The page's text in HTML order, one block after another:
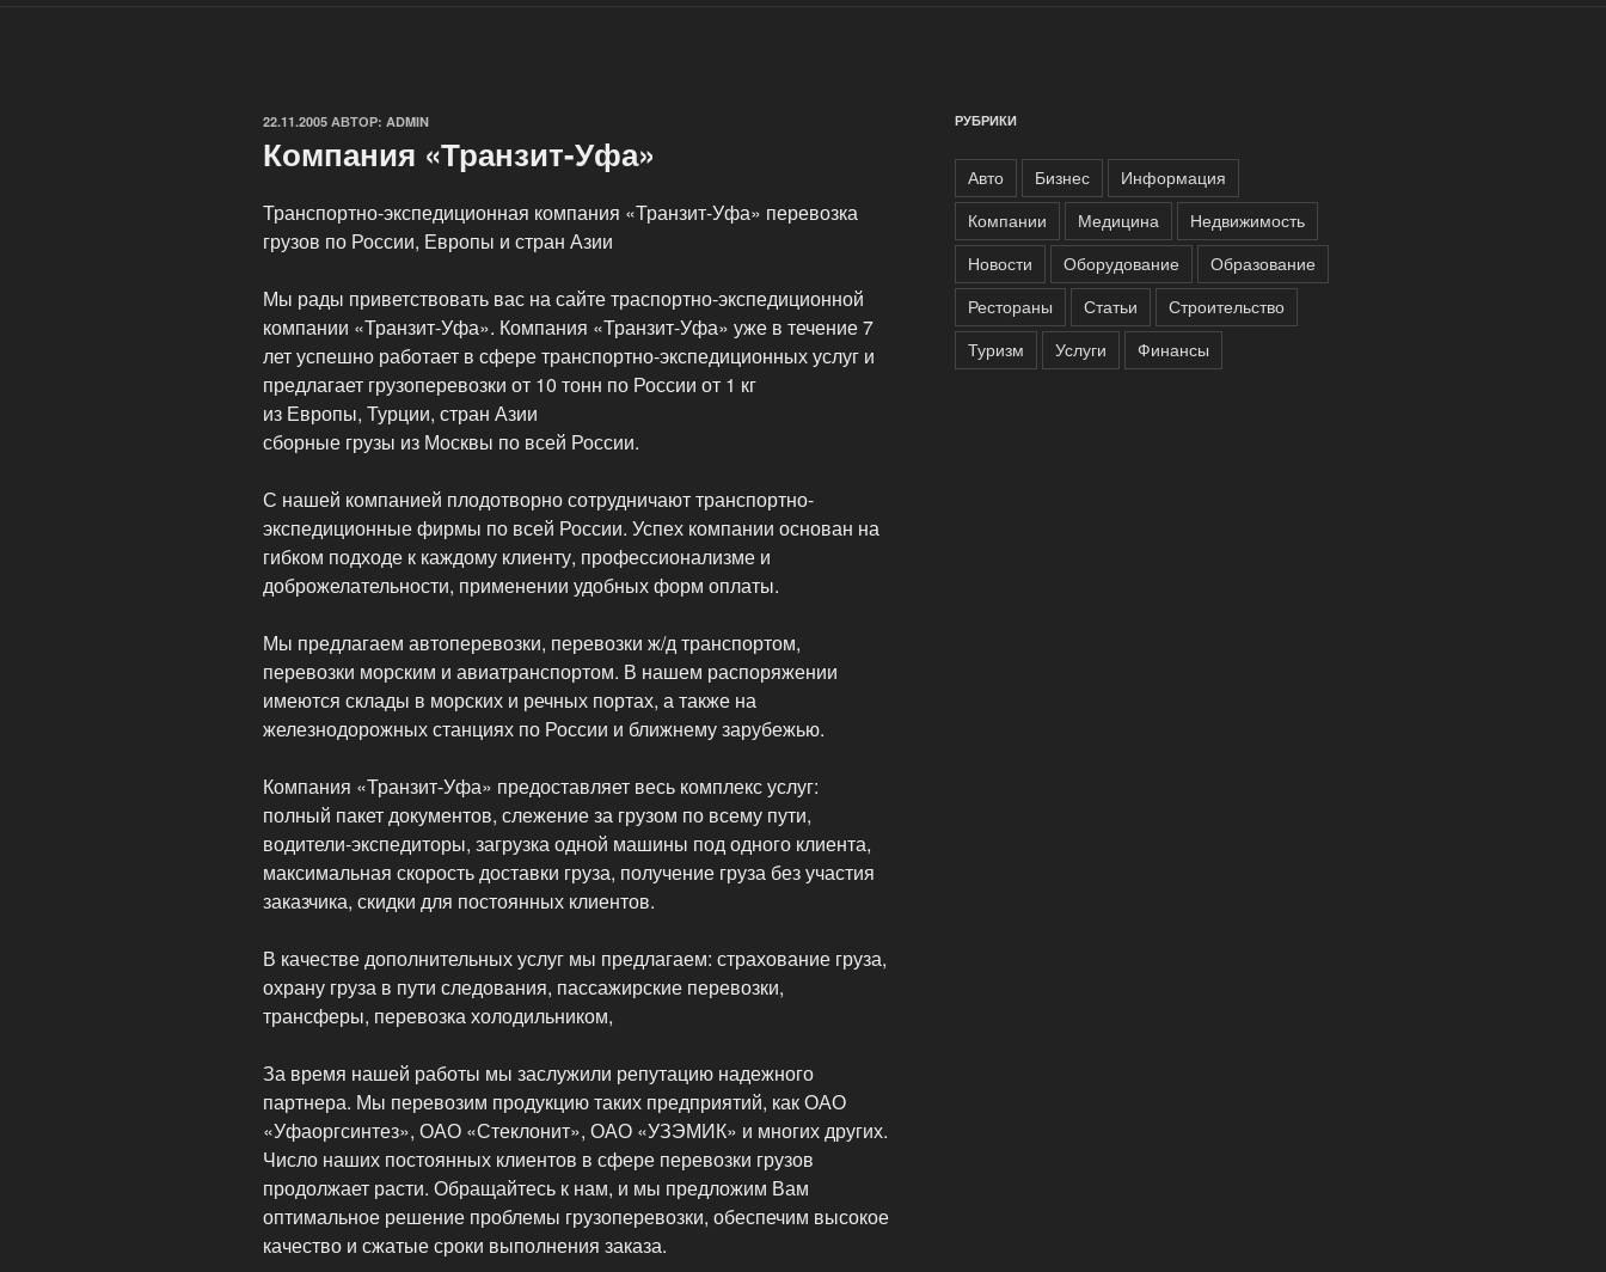
ОПУБЛИКОВАНО
22.11.2005 АВТОР: ADMIN
Компания «Транзит-Уфа»
Транспортно-экспедиционная компания «Транзит-Уфа» перевозка
грузов по России, Европы и стран Азии
Мы рады приветствовать вас на сайте траспортно-экспедиционной
компании «Транзит-Уфа». Компания «Транзит-Уфа» уже в течение 7
лет успешно работает в сфере транспортно-экспедиционных услуг и
предлагает грузоперевозки от 10 тонн по России от 1 кг
из Европы, Турции, стран Азии
сборные грузы из Москвы по всей России.
С нашей компанией плодотворно сотрудничают транспортно-
экспедиционные фирмы по всей России. Успех компании основан на
гибком подходе к каждому клиенту, профессионализме и
доброжелательности, применении удобных форм оплаты.
Мы предлагаем автоперевозки, перевозки ж/д транспортом,
перевозки морским и авиатранспортом. В нашем распоряжении
имеются склады в морских и речных портах, а также на
железнодорожных станциях по России и ближнему зарубежью.
Компания «Транзит-Уфа» предоставляет весь комплекс услуг:
полный пакет документов, слежение за грузом по всему пути,
водители-экспедиторы, загрузка одной машины под одного клиента,
максимальная скорость доставки груза, получение груза без участия
заказчика, скидки для постоянных клиентов.
В качестве дополнительных услуг мы предлагаем: страхование груза,
охрану груза в пути следования, пассажирские перевозки,
трансферы, перевозка холодильником,
За время нашей работы мы заслужили репутацию надежного
партнера. Мы перевозим продукцию таких предприятий, как ОАО
«Уфаоргсинтез», ОАО «Стеклонит», ОАО «УЗЭМИК» и многих других.
Число наших постоянных клиентов в сфере перевозки грузов
продолжает расти. Обращайтесь к нам, и мы предложим Вам
оптимальное решение проблемы грузоперевозки, обеспечим высокое
качество и сжатые сроки выполнения заказа.
РУБРИКИ
Авто Бизнес
Информация
Компании
Медицина
Недвижимость
Новости
Оборудование
Образование
Рестораны
Статьи
Строительство
Туризм
Услуги Финансы